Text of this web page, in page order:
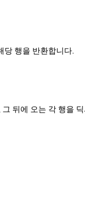
당 행을 반환합니다.
뒤에 오는 각 행을